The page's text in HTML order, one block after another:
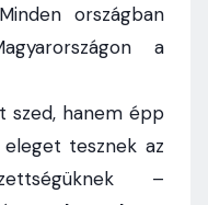
országban
a
szed, hanem épp
tesznek az
–